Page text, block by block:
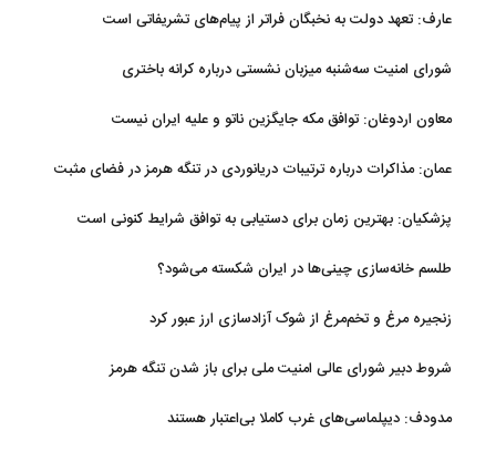
عارف: تعهد دولت به نخبگان فراتر از پیام‎‌های تشریفاتی است
شورای امنیت سه‌شنبه میزبان نشستی درباره کرانه باختری
معاون اردوغان: توافق مکه جایگزین ناتو و علیه ایران نیست
عمان: مذاکرات درباره ترتیبات دریانوردی در تنگه هرمز در فضای مثبت
پزشکیان‌: بهترین زمان برای دستیابی به توافق شرایط کنونی است
طلسم خانه‌سازی چینی‌ها در ایران شکسته می‌شود؟
زنجیره مرغ و تخم‌مرغ از شوک آزادسازی ارز عبور کرد
شروط دبیر شورای عالی امنیت ملی برای باز شدن تنگه هرمز
مدودف: دیپلماسی‌های غرب کاملا بی‌اعتبار هستند